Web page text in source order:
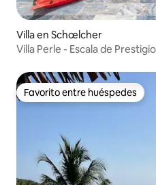
Villa en Schœlcher
Villa Perle - Escala de
Favorito entre huéspedes
Favorito entre huéspedes